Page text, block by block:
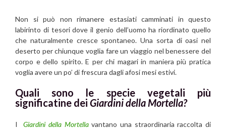
Non si può non rimanere estasiati camminati in questo
labirinto di tesori dove il genio dell’uomo ha riordinato quello
che naturalmente cresce spontaneo. Una sorta di oasi nel
deserto per chiunque voglia fare un viaggio nel benessere del
corpo e dello spirito. E per chi magari in maniera più pratica
voglia avere un po’ di frescura dagli afosi mesi estivi.
Quali sono le specie vegetali più
significatine dei Giardini della Mortella?
IGiardini della Mortellavantano una straordinaria raccolta di